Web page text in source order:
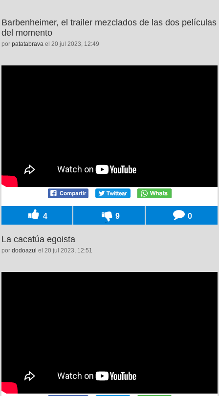
Barbenheimer, el trailer mezclados de las dos películas
del momento
por patatabrava el 20 jul 2023, 12:49
4 9 0
La cacatúa egoista
por dodoazul el 20 jul 2023, 12:51